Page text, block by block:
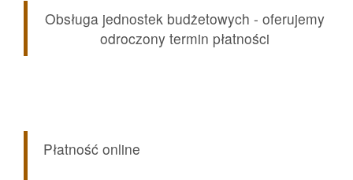
Obsługa jednostek budżetowych - oferujemy
odroczony termin płatności
Płatność online